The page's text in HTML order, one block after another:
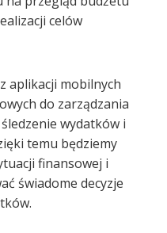
celów
aplikacji mobilnych
do zarządzania
wydatków i
temu będziemy
finansowej i
świadome decyzje